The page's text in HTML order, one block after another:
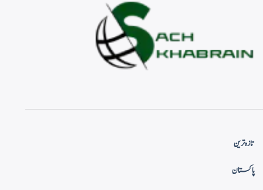
تازہ ترین
پاکستان